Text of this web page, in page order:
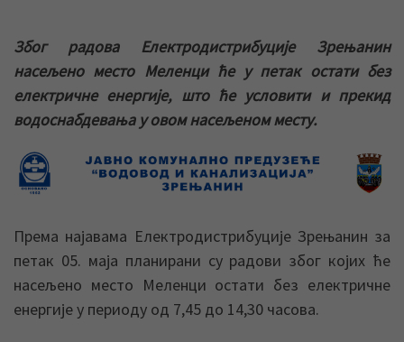
Због радова Електродистрибуције Зрењанин
насељено место Меленци ће у петак остати без
електричне енергије, што ће условити и прекид
водоснабдевања у овом насељеном месту.
Према најавама Електродистрибуције Зрењанин за
петак 05. маја планирани су радови због којих ће
насељено место Меленци остати без електричне
енергије у периоду од 7,45 до 14,30 часова.